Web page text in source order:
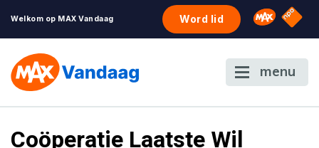
Welkom op MAX Vandaag Word lid Omroep
NPO
menu
Coöperatie Laatste Wil